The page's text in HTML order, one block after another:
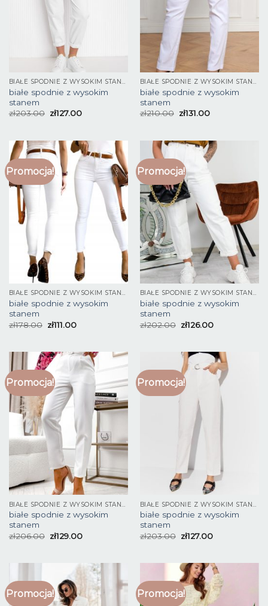
BIAŁE SPODNIE Z WYSOKIM STANEM
białe spodnie z wysokim
stanem
zł203.00 zł127.00
BIAŁE SPODNIE Z WYSOKIM STANEM
białe spodnie z wysokim
stanem
zł210.00 zł131.00
Promocja!
BIAŁE SPODNIE Z WYSOKIM STANEM
białe spodnie z wysokim
stanem
zł178.00 zł111.00
Promocja!
BIAŁE SPODNIE Z WYSOKIM STANEM
białe spodnie z wysokim
stanem
zł202.00 zł126.00
Promocja!
BIAŁE SPODNIE Z WYSOKIM STANEM
białe spodnie z wysokim
stanem
zł206.00 zł129.00
Promocja!
BIAŁE SPODNIE Z WYSOKIM STANEM
białe spodnie z wysokim
stanem
zł203.00 zł127.00
Promocja! Promocja!